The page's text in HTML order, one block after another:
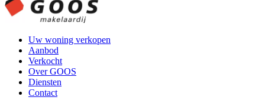
Uw woning verkopen
Aanbod
Verkocht
Over GOOS
Diensten
Contact